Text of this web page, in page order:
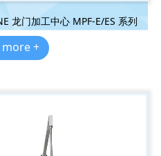
龙门加工中心 MPF-E/ES 系列
more +